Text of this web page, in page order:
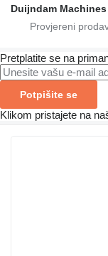
Duijndam Machines
Pretplatite se na
Potpišite se
Klikom pristajete na